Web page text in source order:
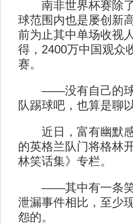
南非世界杯赛除了
球范围内也是屡创新
前为止其中单场收视
得，2400万中国观众
赛。
——没有自己的球
队踢球吧，也算是聊
近日，富有幽默感
的英格兰队门将格林
林笑话集》专栏。
——其中有一条笑
泄漏事件相比，至少
怨的。